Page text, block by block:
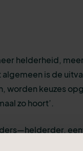
helderheid,
is de
worden keuzes
zo hoort’.